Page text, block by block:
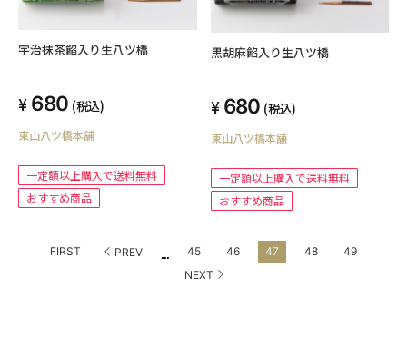
宇治抹茶餡入り生八ツ橋
680 (税込)
東山八ツ橋本舗
一定額以上購入で送料無料
おすすめ商品
黒胡麻餡入り生八ツ橋
680 (税込)
東山八ツ橋本舗
一定額以上購入で送料無料
おすすめ商品
FIRST PREV ... 45 46 47 48
49
NEXT